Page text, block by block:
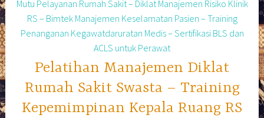
Pelatihan Manajemen Diklat
Rumah Sakit Swasta – Training
Kepemimpinan Kepala Ruang RS